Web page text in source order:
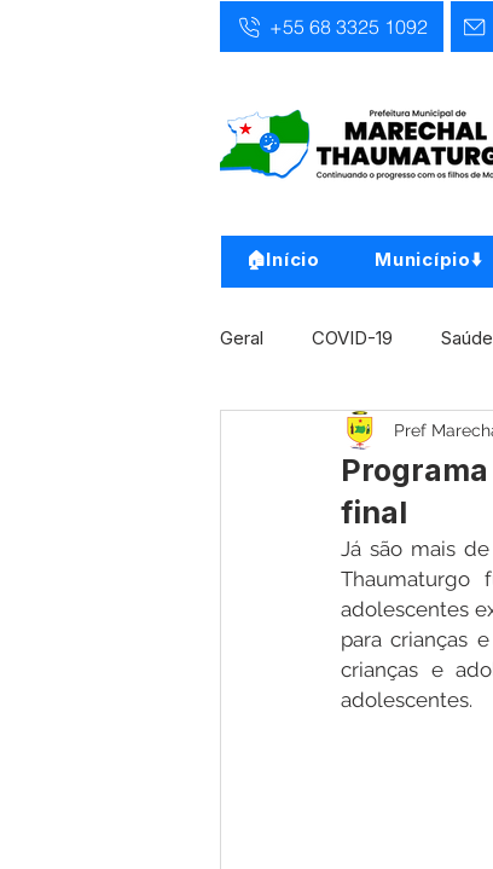
+55 68 3325 1092
🏠Início Município⬇️
Geral COVID-19
Infra, Obra e Transporte
Concursosfinal
Pref
Já são mais
Thaumaturgo
adolescentes
para crianças
crianças e
adolescentes.